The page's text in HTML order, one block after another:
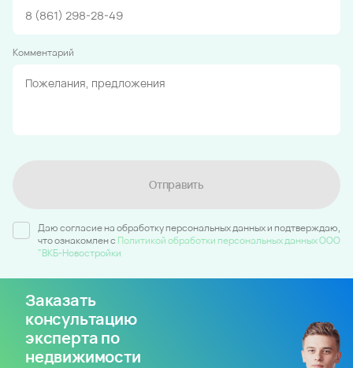
Комментарий
Отправить
Даю согласие на обработку персональных данных и подтверждаю,
что ознакомлен c Политикой обработки персональных данных ООО
"ВКБ-Новостройки
Заказать
консультацию
эксперта по
недвижимости